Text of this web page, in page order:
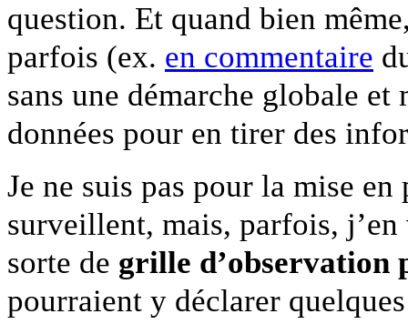
question. Et quand bien
parfois (ex. en commentaire
sans une démarche globale
données pour en tirer des
Je ne suis pas pour la mise
surveillent, mais, parfois, j’en
sorte de grille d’observation
pourraient y déclarer